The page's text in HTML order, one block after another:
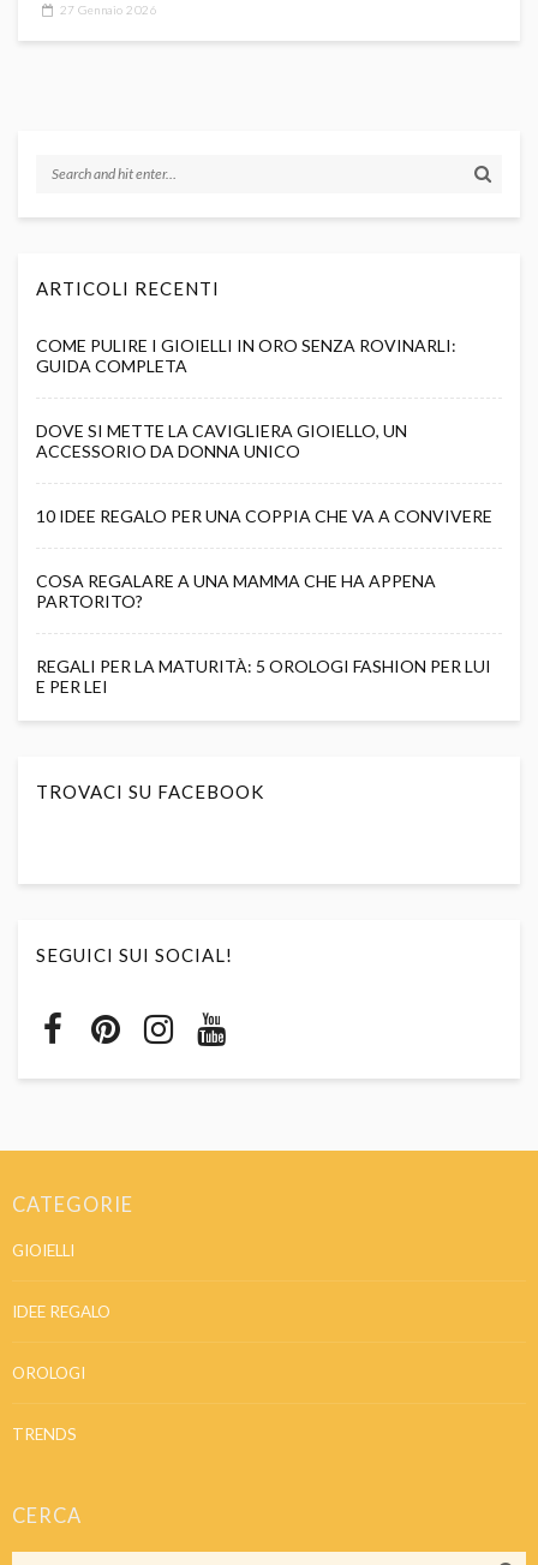
27 Gennaio 2026
ARTICOLI RECENTI
COME PULIRE I GIOIELLI IN ORO SENZA ROVINARLI:
GUIDA COMPLETA
DOVE SI METTE LA CAVIGLIERA GIOIELLO, UN
ACCESSORIO DA DONNA UNICO
10 IDEE REGALO PER UNA COPPIA CHE VA A CONVIVERE
COSA REGALARE A UNA MAMMA CHE HA APPENA
PARTORITO?
REGALI PER LA MATURITÀ: 5 OROLOGI FASHION PER LUI
E PER LEI
TROVACI SU FACEBOOK
SEGUICI SUI SOCIAL!
CATEGORIE
GIOIELLI
IDEE REGALO
OROLOGI
TRENDS
CERCA